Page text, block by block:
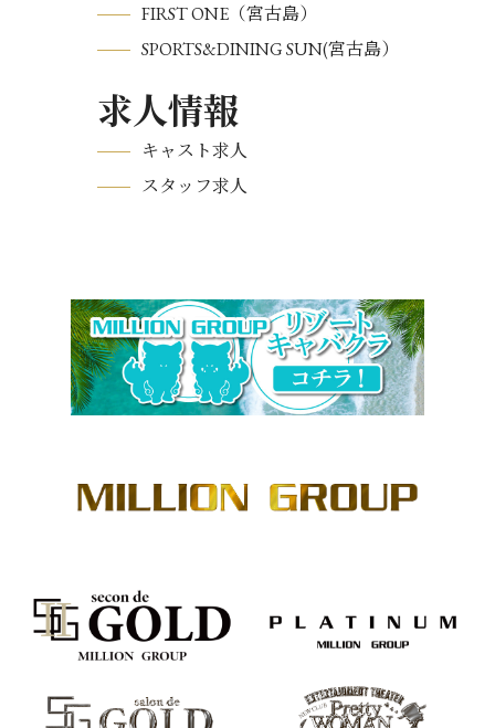
FIRST ONE（宮古島）
SPORTS&DINING SUN(宮古島）
求人情報
キャスト求人
スタッフ求人